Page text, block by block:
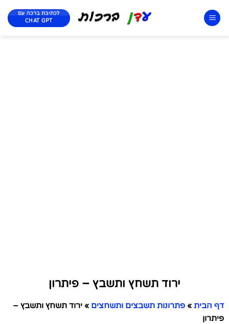
לכתיבת ברכה עם
CHAT GPT
ירוד תשחץ ותשבץ – פיתרון
דף הבית » פתרונות תשבצים ותשחצים » ירוד תשחץ ותשבץ –
פיתרון